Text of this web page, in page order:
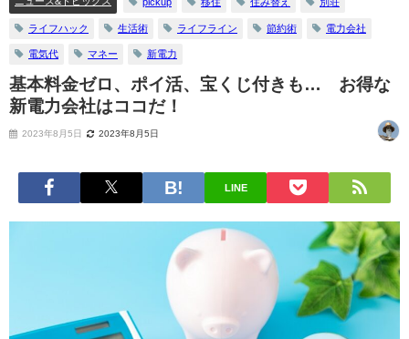
ライフハック 生活術 ライフライン 節約術 電力会社
電気代 マネー 新電力
基本料金ゼロ、ポイ活、宝くじ付きも… お得な
新電力会社はココだ！
2023年8月5日 2023年8月5日
LINE